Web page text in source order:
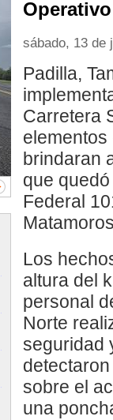
sábado, 13 de
Padilla,
Carretera
elementos
brindaran
que
Federal
Los
altura del
personal
Norte
seguridad
sobre el
una